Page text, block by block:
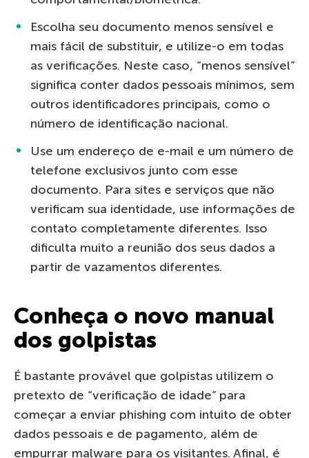
Escolha seu documento menos sensível e
mais fácil de substituir, e utilize-o em todas
as verificações. Neste caso, “menos sensível”
significa conter dados pessoais mínimos, sem
outros identificadores principais, como o
número de identificação nacional.
Use um endereço de e-mail e um número de
telefone exclusivos junto com esse
documento. Para sites e serviços que não
verificam sua identidade, use informações de
contato completamente diferentes. Isso
dificulta muito a reunião dos seus dados a
partir de vazamentos diferentes.
Conheça o novo manual
dos golpistas
É bastante provável que golpistas utilizem o
pretexto de “verificação de idade” para
começar a enviar phishing com intuito de obter
dados pessoais e de pagamento, além de
empurrar malware para os visitantes. Afinal, é